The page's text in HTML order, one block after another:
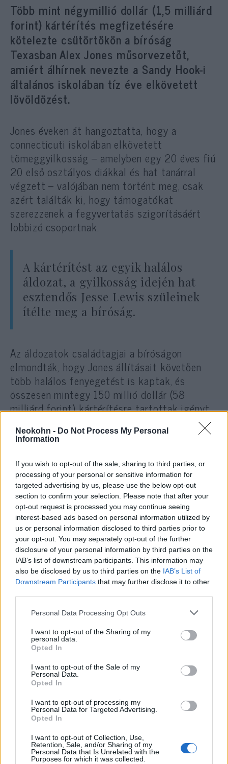
Neokohn - Do Not Process My Personal
Information
If you wish to opt-out of the sale, sharing to third parties, or
processing of your personal or sensitive information for
targeted advertising by us, please use the below opt-out
section to confirm your selection. Please note that after your
opt-out request is processed you may continue seeing
interest-based ads based on personal information utilized by
us or personal information disclosed to third parties prior to
your opt-out. You may separately opt-out of the further
disclosure of your personal information by third parties on the
IAB’s list of downstream participants. This information may
also be disclosed by us to third parties on the IAB’s List of
Downstream Participants that may further disclose it to other
Please note that this website/app uses one or more Google
not limited to your visit or usage behaviour. You may click to
grant or deny consent to Google and its third-party tags to
use your data for below specified purposes in below Google
consent section.
Personal Data Processing Opt Outs
I want to opt-out of the Sharing of my
personal data.
Opted In
I want to opt-out of the Sale of my
Personal Data.
Opted In
I want to opt-out of processing my
Personal Data for Targeted Advertising.
Opted In
I want to opt-out of Collection, Use,
Retention, Sale, and/or Sharing of my
Personal Data that Is Unrelated with the
Purposes for which it was collected.
Több mint négymillió dollár (1,5 milliárd
forint) kártérítés megfizetésére
kötelezte csütörtökön a bíróság
Texasban Alex Jones műsorvezetőt,
amiért álhírnek nevezte a Sandy Hook-i
általános iskolában tíz éve elkövetett
lövöldözést.
Jones éveken át hangoztatta, hogy a
connecticuti iskolában elkövetett
tömeggyilkosság – amelyben egy 20 éves fiú
20 első osztályos diákkal és hat tanárral
végzett – valójában nem történt meg, csak
azért találták ki, hogy támogatókat
szerezzenek a fegyvertatás szigorításáért
lobbizó csoportnak.
A kártérítést az egyik halálos
áldozat, a gyilkosság idején hat
esztendős Jesse Lewis szüleinek
ítélte meg a bíróság.
Az áldozatok családtagjai a bíróságon
elmondták, hogy Jones állításait követően
több halálos fenyegetést is kaptak, és
összesen mintegy 150 millió dollár (58
milliárd forint) kártérítésre tartottak igényt.
nem bizonyítható az összefüggés
ügyfelük szavai és a
családtagokat ért fenyegetések
között.
A mostani pert újabb követi, amely során a
bíróság újabb kártérítésre kötelezheti az
összeesküvéselméleteiről ismert
műsorvezetőt, aki korábban a többi között
kormánya áll a 2001. szeptember 11-i
terrortámadások mögött.